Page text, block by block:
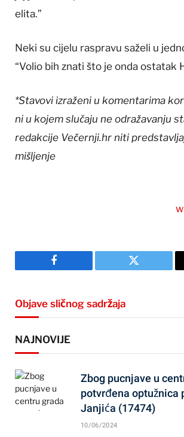
elita.”
Neki su cijelu raspravu saželi u
“Volio bih znati što je onda ostatak
*Stavovi izraženi u komentarima
ni u kojem slučaju ne odražavanju
redakcije Večernji.hr niti
mišljenje
Facebook Twitter
Objave sličnog sadržaja
NAJNOVIJE
Zbog pucnjave u
potvrđena optužnica
Janjića (17474)
10/06/2024